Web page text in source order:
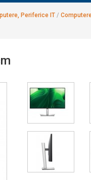
Periferice IT /